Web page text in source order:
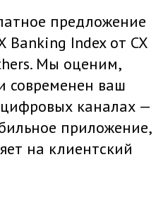
предложение
Banking Index от CX
Мы оценим,
современен ваш
каналах —
приложение,
на клиентский